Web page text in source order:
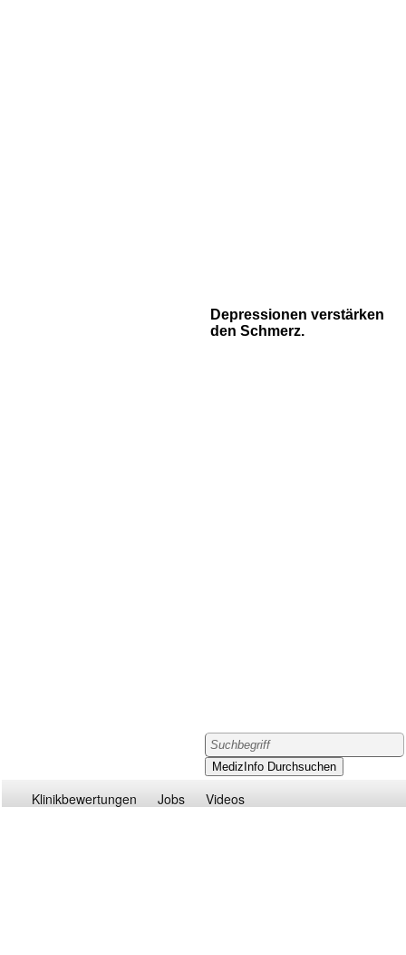
Depressionen verstärken
den Schmerz.
Klinikbewertungen Jobs Videos